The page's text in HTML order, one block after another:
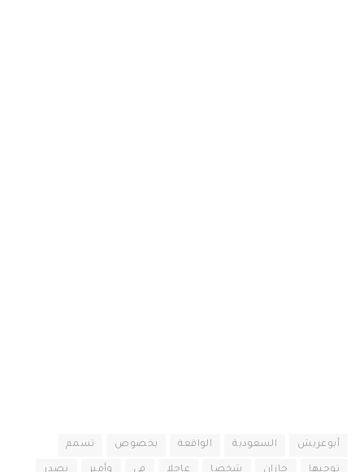
أبوعريش السعودية الواقعة بخصوص تسمم
توجيها جازان شخصا عاجلا في وأمير يصدر